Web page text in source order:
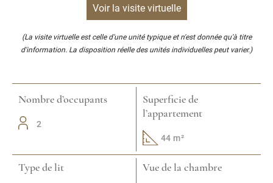
Voir la visite virtuelle
(La visite virtuelle est celle d'une unité typique et n'est donnée qu'à titre
d'information. La disposition réelle des unités individuelles peut varier.)
Nombre d’occupants
2
Superficie de
l’appartement
44 m²
Type de lit Vue de la chambre